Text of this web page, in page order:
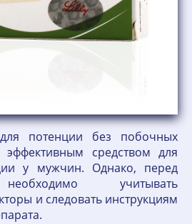
потенции без побочных
эффективным средством для
у мужчин. Однако, перед
учитывать
и следовать инструкциям